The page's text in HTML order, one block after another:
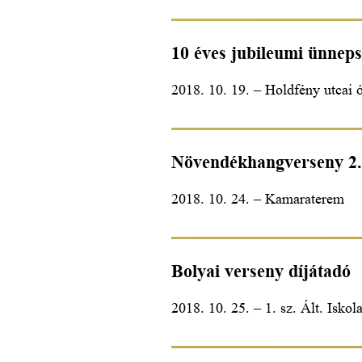
10 éves jubileumi
2018. 10. 19. – Holdfény utcai
Növendékhangverseny 2.
2018. 10. 24. – Kamaraterem
Bolyai verseny díjátadó
2018. 10. 25. – 1. sz. Ált. Iskola